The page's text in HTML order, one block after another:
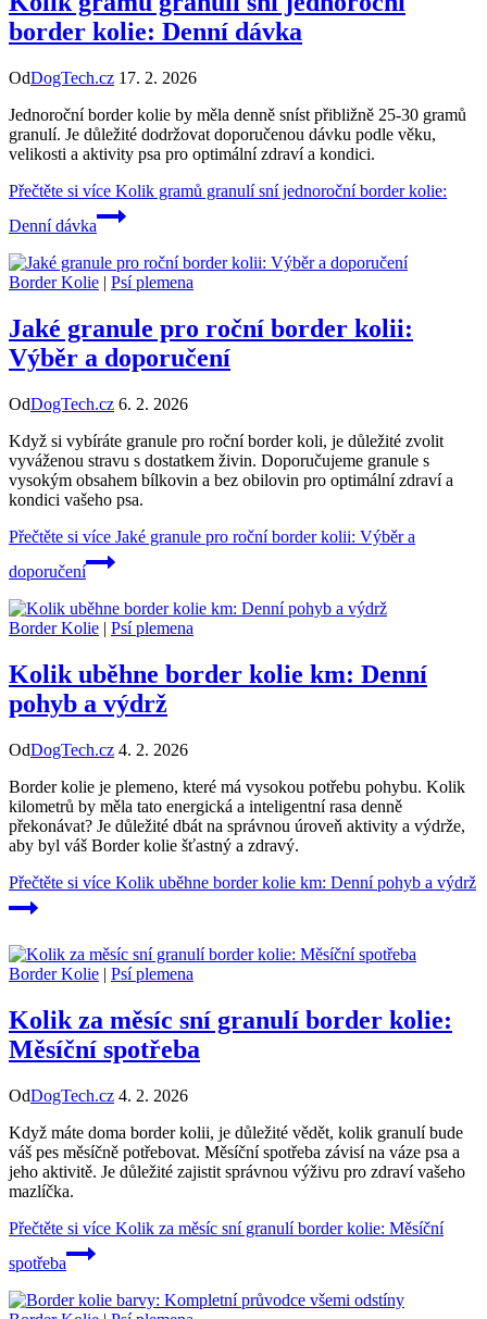
border kolie: Denní dávka
OdDogTech.cz 17. 2. 2026
Jednoroční border kolie by měla denně sníst přibližně 25-30 gramů
granulí. Je důležité dodržovat doporučenou dávku podle věku,
velikosti a aktivity psa pro optimální zdraví a kondici.
Přečtěte si více Kolik gramů granulí sní jednoroční border kolie:
Denní dávka
Border Kolie | Psí plemena
Jaké granule pro roční border kolii:
Výběr a doporučení
OdDogTech.cz 6. 2. 2026
Když si vybíráte granule pro roční border koli, je důležité zvolit
vyváženou stravu s dostatkem živin. Doporučujeme granule s
vysokým obsahem bílkovin a bez obilovin pro optimální zdraví a
kondici vašeho psa.
Přečtěte si více Jaké granule pro roční border kolii: Výběr a
doporučení
Border Kolie | Psí plemena
Kolik uběhne border kolie km: Denní
pohyb a výdrž
OdDogTech.cz 4. 2. 2026
Border kolie je plemeno, které má vysokou potřebu pohybu. Kolik
kilometrů by měla tato energická a inteligentní rasa denně
překonávat? Je důležité dbát na správnou úroveň aktivity a výdrže,
aby byl váš Border kolie šťastný a zdravý.
Přečtěte si více Kolik uběhne border kolie km: Denní pohyb a výdrž
Border Kolie | Psí plemena
Kolik za měsíc sní granulí border kolie:
Měsíční spotřeba
OdDogTech.cz 4. 2. 2026
Když máte doma border kolii, je důležité vědět, kolik granulí bude
váš pes měsíčně potřebovat. Měsíční spotřeba závisí na váze psa a
jeho aktivitě. Je důležité zajistit správnou výživu pro zdraví vašeho
mazlíčka.
Přečtěte si více Kolik za měsíc sní granulí border kolie: Měsíční
spotřeba